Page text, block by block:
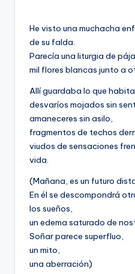
He visto una muchacha
de su falda.
Parecía una liturgia de
mil flores blancas junto a
Allí guardaba lo que
desvaríos mojados sin
amaneceres sin asilo,
fragmentos de techos
viudos de sensaciones
vida.
(Mañana, es un futuro
En él se descompondrá
los sueños,
un edema saturado de
Soñar parece superfluo,
un mito,
una aberración)